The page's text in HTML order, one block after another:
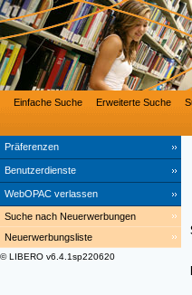
Präferenzen
Benutzerdienste
WebOPAC verlassen
Einfache Suche Erweiterte Suche
Suche nach Neuerwerbungen
Neuerwerbungsliste
© LIBERO v6.4.1sp220620